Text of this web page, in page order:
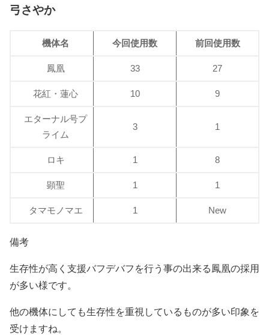
弓さやか
機体名 今回使用数 前回使用数
鳳凰 33 27
花紅・蓮心 10 9
エターナル号プ
ライム
3 1
ロキ 1 8
顕聖 1 1
タマモノマエ 1 New
備考
生存性が高く支援バフデバフを行う事の出来る鳳凰の採用
が多い様です。
他の機体にしても生存性を重視しているものが多い印象を
受けますね。